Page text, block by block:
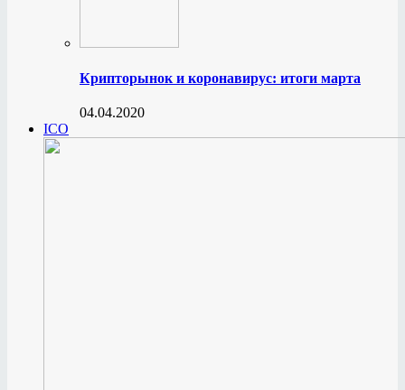
Крипторынок и коронавирус: итоги марта
04.04.2020
ICO